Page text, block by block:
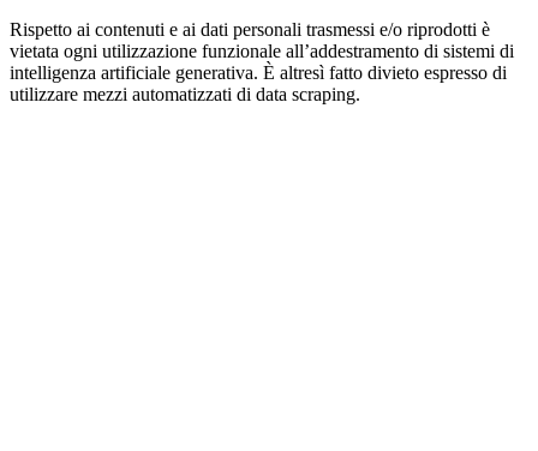
Rispetto ai contenuti e ai dati personali trasmessi e/o riprodotti è
vietata ogni utilizzazione funzionale all’addestramento di sistemi di
intelligenza artificiale generativa. È altresì fatto divieto espresso di
utilizzare mezzi automatizzati di data scraping.